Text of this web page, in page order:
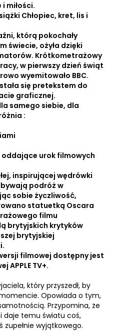
miłości.
Chłopiec, kret, lis i
którą pokochały
świecie, ożyła dzięki
Krótkometrażowy
w pierwszy dzień świąt
wyemitowało BBC.
się pretekstem do
graficznej.
samego siebie, dla
:
urok filmowych
inspirującej wędrówki
podróż w
sobie życzliwość,
statuetką Oscara
filmu
brytyjskich krytyków
brytyjskiej
filmowej dostępny jest
APPLE TV+.
który przyszedł, by
Opowiada o tym,
Przypomina, że
daje temu światu coś,
wyjątkowego.